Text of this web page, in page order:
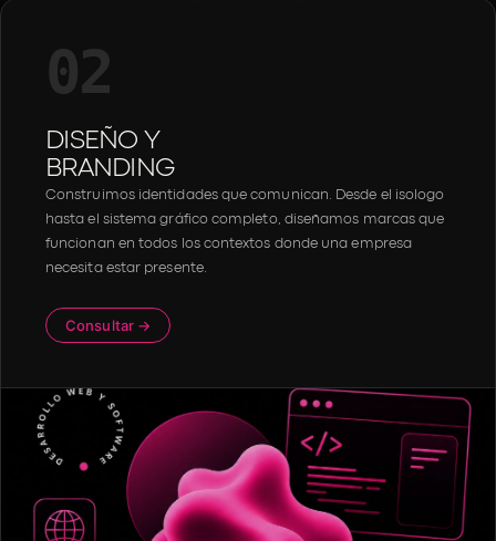
02
DISEÑO Y
BRANDING
Construimos identidades que comunican. Desde el isologo
hasta el sistema gráfico completo, diseñamos marcas que
funcionan en todos los contextos donde una empresa
necesita estar presente.
Consultar →